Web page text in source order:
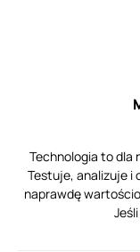
Technologia to dla
Testuje, analizuje i
naprawdę